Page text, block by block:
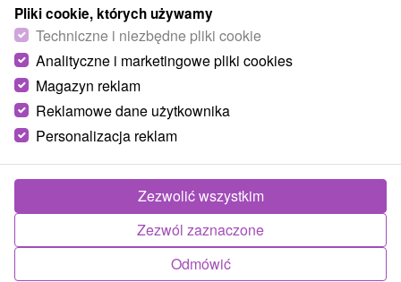
Planetarium i obserwatorium(2)
Ośrodki i miasteczka dziecięce(1)
Wsie i miasta
Čičmany(1) Strečno(1)
Pliki cookie, których używamy
Techniczne i niezbędne pliki cookie
Analityczne i marketingowe pliki cookies
Magazyn reklam
Reklamowe dane użytkownika
Personalizacja reklam
Odmówić
Zezwól zaznaczone
Zezwolić wszystkim